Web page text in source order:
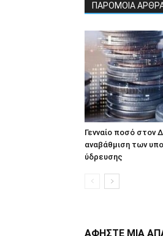
ΠΑΡΟΜΟΙΑ
Γενναίο ποσό στον
αναβάθμιση των
ύδρευσης
ΑΦΗΣΤΕ ΜΙΑ